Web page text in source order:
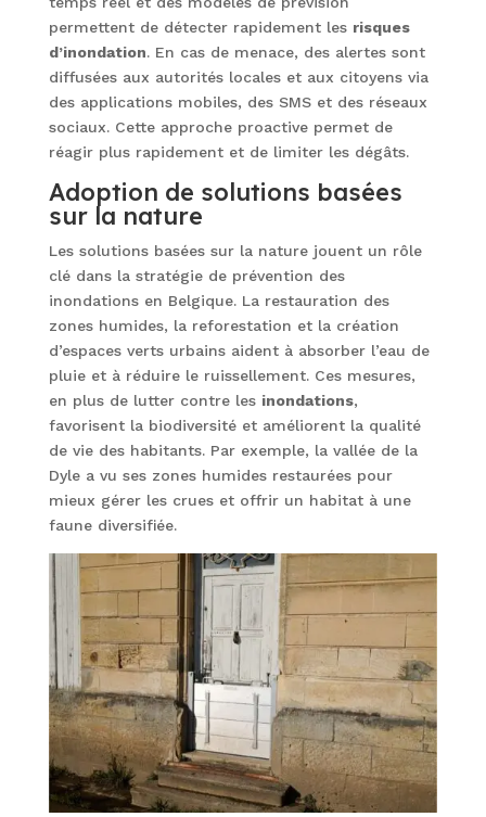
permettent de détecter rapidement les risques
d’inondation. En cas de menace, des alertes sont
diffusées aux autorités locales et aux citoyens via
des applications mobiles, des SMS et des réseaux
sociaux. Cette approche proactive permet de
réagir plus rapidement et de limiter les dégâts.
Adoption de solutions basées
sur la nature
Les solutions basées sur la nature jouent un rôle
clé dans la stratégie de prévention des
inondations en Belgique. La restauration des
zones humides, la reforestation et la création
d’espaces verts urbains aident à absorber l’eau de
pluie et à réduire le ruissellement. Ces mesures,
en plus de lutter contre les inondations,
favorisent la biodiversité et améliorent la qualité
de vie des habitants. Par exemple, la vallée de la
Dyle a vu ses zones humides restaurées pour
mieux gérer les crues et offrir un habitat à une
faune diversifiée.